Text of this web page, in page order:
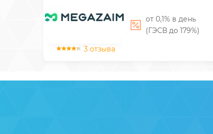
3 отзыва
от 0,1% в день
(ГЭСВ до 179%)